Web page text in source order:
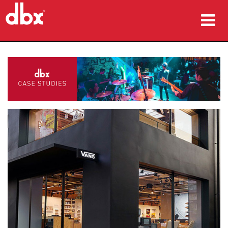
Vaka çalışmaları
nereden satın alınır
eğitim
destek
Dil/Bölge